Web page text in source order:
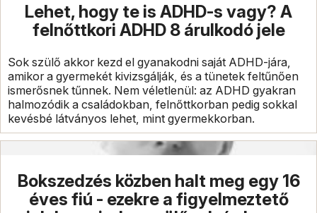
Lehet, hogy te is ADHD-s vagy? A
felnőttkori ADHD 8 árulkodó jele
Sok szülő akkor kezd el gyanakodni saját ADHD-jára,
amikor a gyermekét kivizsgálják, és a tünetek feltűnően
ismerősnek tűnnek. Nem véletlenül: az ADHD gyakran
halmozódik a családokban, felnőttkorban pedig sokkal
kevésbé látványos lehet, mint gyermekkorban.
Bokszedzés közben halt meg egy 16
éves fiú - ezekre a figyelmeztető